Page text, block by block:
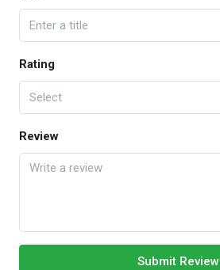
Rating
Select
Review
Submit Review